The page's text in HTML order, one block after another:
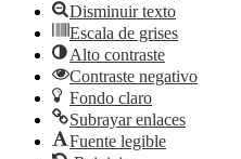
Disminuir texto
Escala de grises
Alto contraste
Contraste negativo
Fondo claro
Subrayar enlaces
Fuente legible